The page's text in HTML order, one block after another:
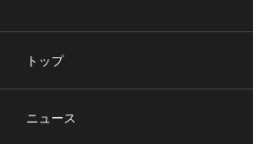
トップ
ニュース